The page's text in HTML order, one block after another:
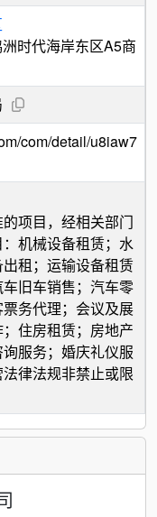
时代海岸东区A5商
com/detail/u8iaw7
项目，经相关部门
机械设备租赁；水
租；运输设备租赁
旧车销售；汽车零
务代理；会议及展
住房租赁；房地产
服务；婚庆礼仪服
律法规非禁止或限